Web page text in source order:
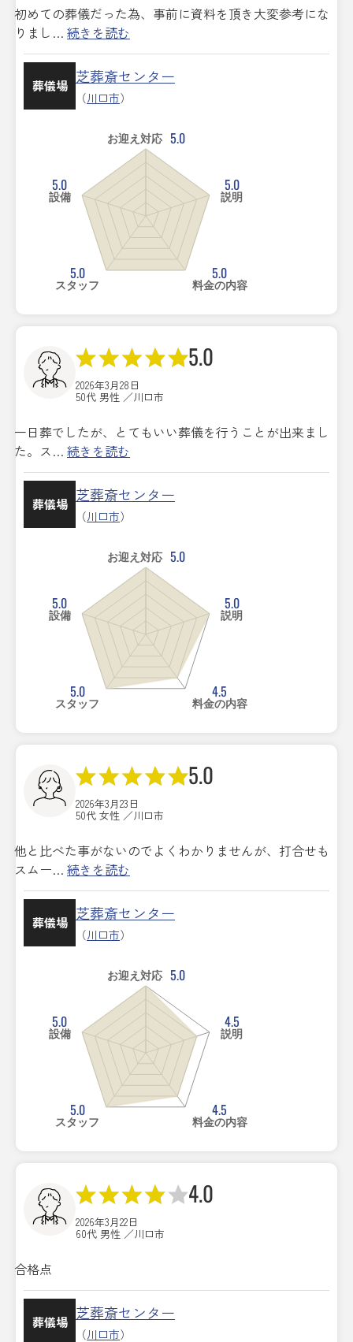
初めての葬儀だった為、事前に資料を頂き大変参考にな
りまし… 続きを読む
葬儀場 芝葬斎センター
（川口市）
お迎え対応 5.0
5.0
説明
5.0
料金の内容
5.0
スタッフ
5.0
設備
5.0
2026年3月28日
50代 男性 ／川口市
一日葬でしたが、とてもいい葬儀を行うことが出来まし
た。ス… 続きを読む
葬儀場 芝葬斎センター
（川口市）
お迎え対応 5.0
5.0
説明
4.5
料金の内容
5.0
スタッフ
5.0
設備
5.0
2026年3月23日
50代 女性 ／川口市
他と比べた事がないのでよくわかりませんが、打合せも
スムー… 続きを読む
葬儀場 芝葬斎センター
（川口市）
お迎え対応 5.0
4.5
説明
4.5
料金の内容
5.0
スタッフ
5.0
設備
4.0
2026年3月22日
60代 男性 ／川口市
合格点
葬儀場 芝葬斎センター
（川口市）